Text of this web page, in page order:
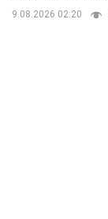
9.08.2026 02:20